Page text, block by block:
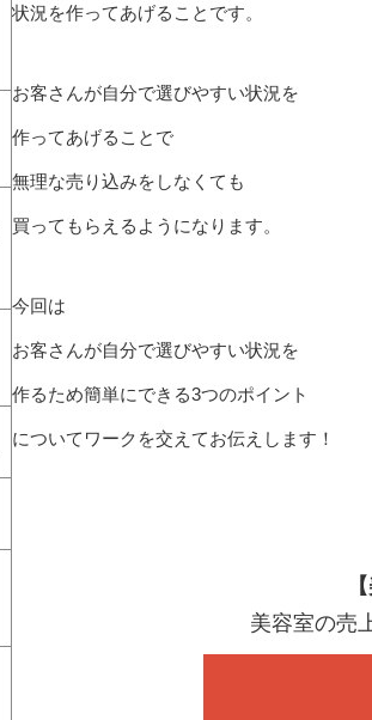
状況を作ってあげることです。
お客さんが自分で選びやすい状況を
作ってあげることで
無理な売り込みをしなくても
買ってもらえるようになります。
今回は
お客さんが自分で選びやすい状況を
作るため簡単にできる3つのポイント
についてワークを交えてお伝えします！
美容室の売